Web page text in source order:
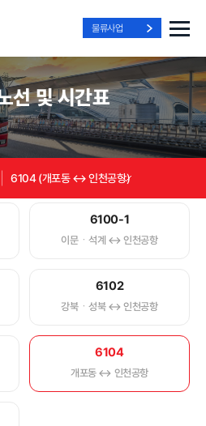
물류사업
선 및 시간표
6104 (개포동 ↔ 인천공항)
6100-1
이문ㆍ석계 ↔ 인천공항
6102
강북ㆍ성북 ↔ 인천공항
6104
개포동 ↔ 인천공항